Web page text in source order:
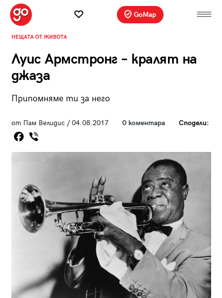
GoMap
НЕЩАТА ОТ ЖИВОТА
Луис Армстронг – кралят на
джаза
Припомняме ти за него
от Пам Велидис / 04.08.2017 0 коментара Сподели: